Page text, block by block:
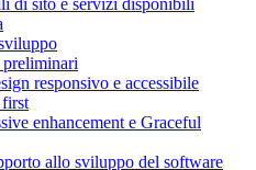
di sito e servizi disponibili
responsivo e accessibile
enhancement e Graceful
allo sviluppo del software